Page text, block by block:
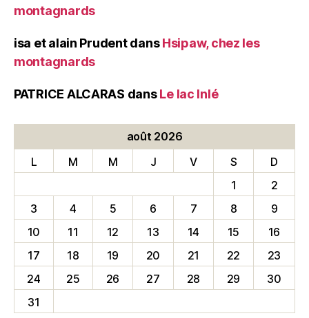
montagnards
isa et alain PrudentdansHsipaw, chez les
montagnards
PATRICE ALCARAS dansLe lac Inlé
août 2026
L
M M J V S
D
1
2
3
4 5 6 7 8
9
10
11 12 13 14 15
16
17
18 19 20 21 22
23
24
25 26 27 28 29
30
31